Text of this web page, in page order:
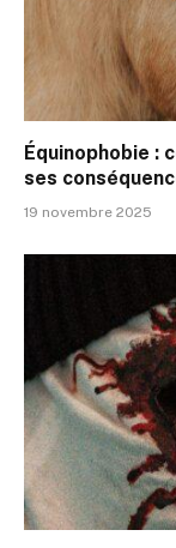
Équinophobie :
ses
19 novembre 2025